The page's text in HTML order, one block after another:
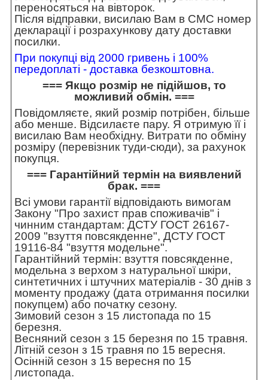
переносяться на вівторок.
Після відправки, висилаю Вам в СМС номер
декларації і розрахункову дату доставки
посилки.
При покупці від 2000 гривень і 100%
передоплаті - доставка безкоштовна.
=== Якщо розмір не підійшов, то
можливий обмін. ===
Повідомляєте, який розмір потрібен, більше
або менше. Відсилаєте пару. Я отримую її і
висилаю Вам необхідну. Витрати по обміну
розміру (перевізник туди-сюди), за рахунок
покупця.
=== Гарантійний термін на виявлений
брак. ===
Всі умови гарантії відповідають вимогам
Закону "Про захист прав споживачів" і
чинним стандартам: ДСТУ ГОСТ 26167-
2009 "взуття повсякденне", ДСТУ ГОСТ
19116-84 "взуття модельне".
Гарантійний термін: взуття повсякденне,
модельна з верхом з натуральної шкіри,
синтетичних і штучних матеріалів - 30 днів з
моменту продажу (дата отримання посилки
покупцем) або початку сезону.
Зимовий сезон з 15 листопада по 15
березня.
Весняний сезон з 15 березня по 15 травня.
Літній сезон з 15 травня по 15 вересня.
Осінній сезон з 15 вересня по 15
листопада.